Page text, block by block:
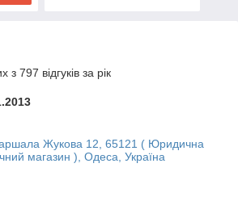
з 797 відгуків за рік
Жукова 12, 65121 ( Юридична
магазин ), Одеса, Україна